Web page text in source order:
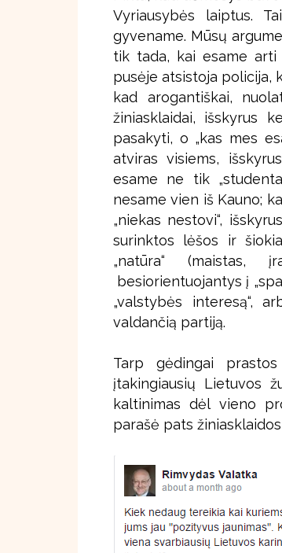
Vyriausybės laiptus.
gyvename. Mūsų
tik tada, kai esame arti
pusėje atsistoja policija,
kad arogantiškai,
žiniasklaidai, išskyrus
pasakyti, o „kas mes
atviras visiems,
esame ne tik
nesame vien iš Kauno;
„niekas nestovi“,
surinktos lėšos ir
„natūra“ (maistas,
besiorientuojantys į
„valstybės interesą“,
valdančią partiją.
Tarp gėdingai
įtakingiausių Lietuvos
kaltinimas dėl vieno
parašė pats